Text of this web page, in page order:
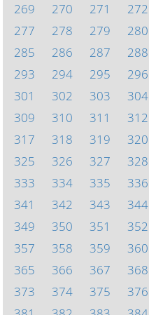
269
270 271 272
277
278 279 280
285
286 287 288
293
294 295 296
301
302 303 304
309
310 311 312
317
318 319 320
325
326 327 328
333
334 335 336
341
342 343 344
349
350 351 352
357
358 359 360
365
366 367 368
373
374 375 376